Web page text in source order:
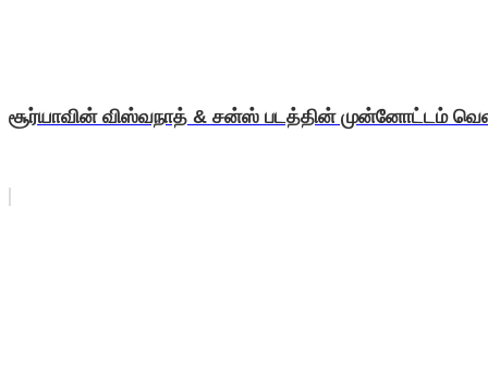
சூர்யாவின் விஸ்வநாத் & சன்ஸ் படத்தின் முன்னோட்டம்